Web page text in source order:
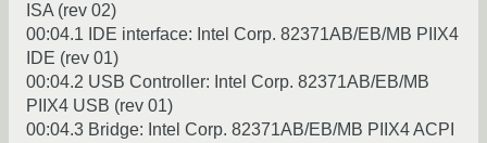
ISA (rev 02)
00:04.1 IDE interface: Intel Corp. 82371AB/EB/MB PIIX4
IDE (rev 01)
00:04.2 USB Controller: Intel Corp. 82371AB/EB/MB
PIIX4 USB (rev 01)
00:04.3 Bridge: Intel Corp. 82371AB/EB/MB PIIX4 ACPI